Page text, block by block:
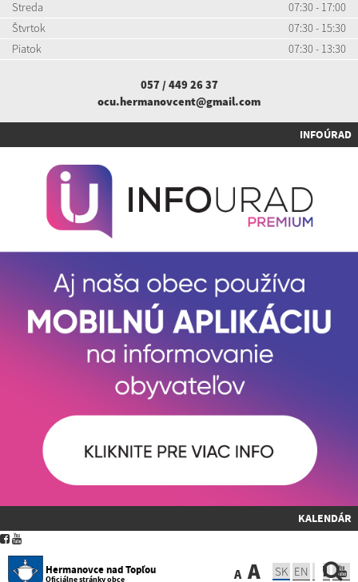
Streda
07:30 - 17:00
Štvrtok
07:30 - 15:30
Piatok
07:30 - 13:30
057 / 449 26 37
ocu.hermanovcent@gmail.com
INFOÚRAD
KALENDÁR
Hermanovce nad Topľou
Oficiálne stránky obce A A SK EN